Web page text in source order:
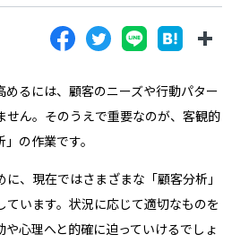
めるには、顧客のニーズや行動パター
せん。そのうえで重要なのが、客観的
の作業です。
、現在ではさまざまな「顧客分析」
ています。状況に応じて適切なものを
心理へと的確に迫っていけるでしょ